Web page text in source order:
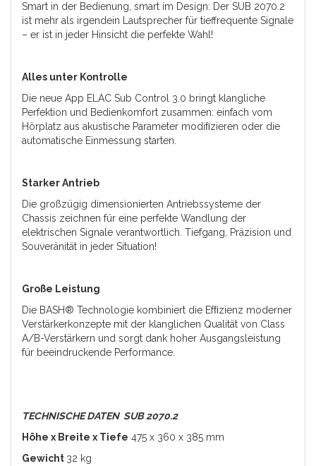
Smart in der Bedienung, smart im Design: Der SUB 2070.2
ist mehr als irgendein Lautsprecher für tieffrequente Signale
– er ist in jeder Hinsicht die perfekte Wahl!
Alles unter Kontrolle
Die neue App ELAC Sub Control 3.0 bringt klangliche
Perfektion und Bedienkomfort zusammen: einfach vom
Hörplatz aus akustische Parameter modiﬁzieren oder die
automatische Einmessung starten.
Starker Antrieb
Die großzügig dimensionierten Antriebssysteme der
Chassis zeichnen für eine perfekte Wandlung der
elektrischen Signale verantwortlich. Tiefgang, Präzision und
Souveränität in jeder Situation!
Große Leistung
Die BASH® Technologie kombiniert die Efﬁzienz moderner
Verstärkerkonzepte mit der klanglichen Qualität von Class
A/B-Verstärkern und sorgt dank hoher Ausgangsleistung
für beeindruckende Performance.
TECHNISCHE DATEN SUB 2070.2
Höhe x Breite x Tiefe 475 x 360 x 385 mm
Gewicht 32 kg